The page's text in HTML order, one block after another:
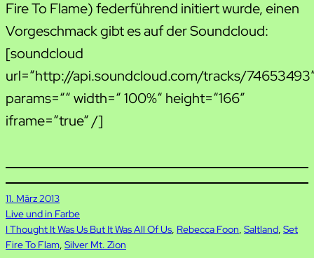
Fire To Flame) federführend initiert wurde, einen
Vorgeschmack gibt es auf der Soundcloud:
[soundcloud
url=“http://api.soundcloud.com/tracks/
params=““ width=“ 100%“ height=“166″
iframe=“true“ /]
11. März 2013
Live und in Farbe
I Thought It Was Us But It Was All Of Us, Rebecca Foon, Saltland, Set
Fire To Flam, Silver Mt. Zion